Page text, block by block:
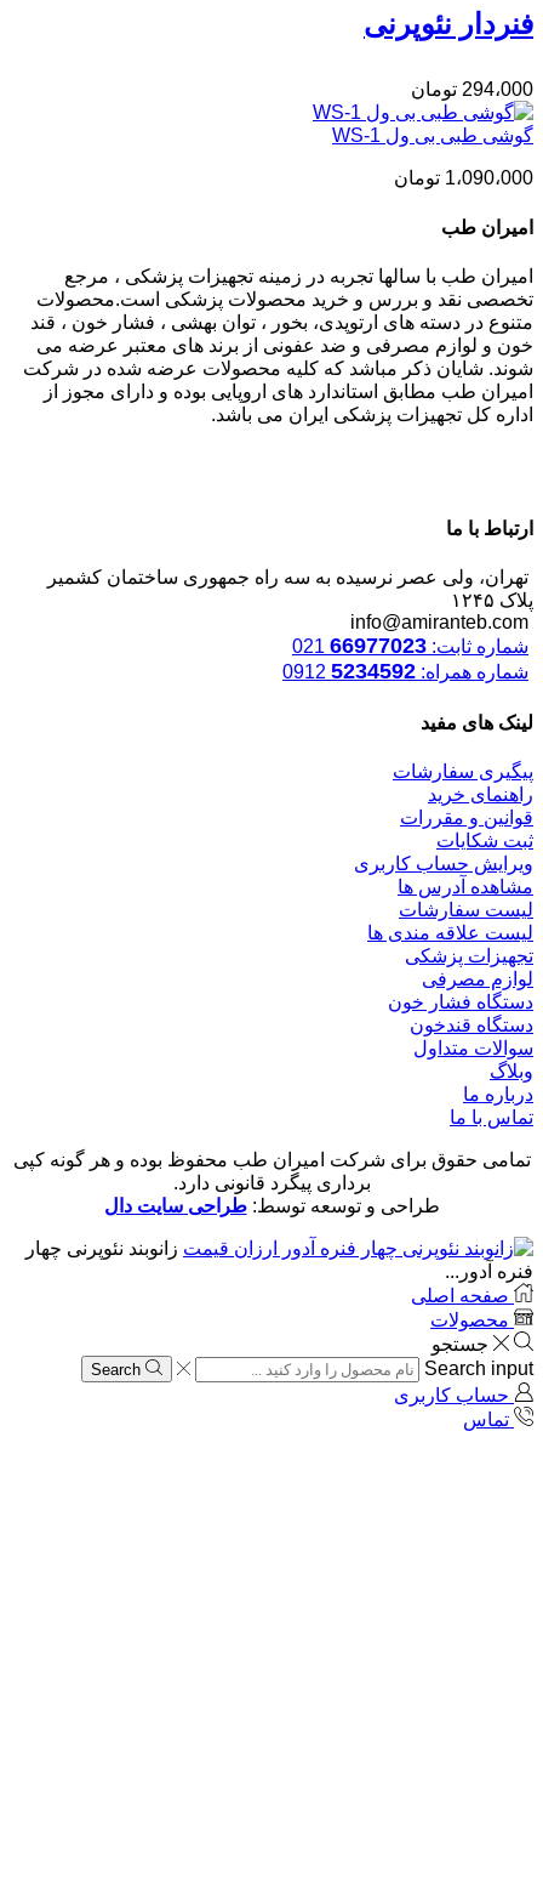
فنردار نئوپرنی
294،000 تومان
گوشی طبی بی ول WS-1
1،090،000 تومان
امیران طب
امیران طب با سالها تجربه در زمینه تجهیزات پزشکی ، مرجع
تخصصی نقد و بررس و خرید محصولات پزشکی است.محصولات
متنوع در دسته های ارتوپدی، بخور ، توان بهشی ، فشار خون ، قند
خون و لوازم مصرفی و ضد عفونی از برند های معتبر عرضه می
شوند. شایان ذکر مباشد که کلیه محصولات عرضه شده در شرکت
امیران طب مطابق استاندارد های اروپایی بوده و دارای مجوز از
اداره کل تجهیزات پزشکی ایران می باشد.
ارتباط با ما
تهران، ولی عصر نرسیده به سه راه جمهوری ساختمان کشمیر
پلاک ۱۲۴۵
info@amiranteb.com
شماره ثابت: 66977023
شماره همراه: 5234592
لینک های مفید
پیگیری سفارشات
راهنمای خرید
قوانین و مقررات
ثبت شکایات
ویرایش حساب کاربری
مشاهده آدرس ها
لیست سفارشات
لیست علاقه مندی ها
تجهیزات پزشکی
لوازم مصرفی
دستگاه فشار خون
دستگاه قندخون
سوالات متداول
وبلاگ
درباره ما
تماس با ما
تمامی حقوق برای شرکت امیران طب محفوظ بوده و هر گونه کپی
برداری پیگرد قانونی دارد.
طراحی و توسعه توسط:طراحی سایت دال
زانوبند نئوپرنی چهار
فنره آدور...
صفحه اصلی
محصولات
جستجو
Search input
Search
حساب کاربری
تماس